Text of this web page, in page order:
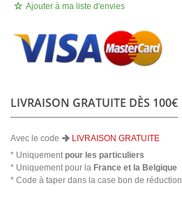
Ajouter à ma liste d'envies
LIVRAISON GRATUITE DÈS 100€
Avec le code
LIVRAISON GRATUITE
* Uniquementpour les particuliers
* Uniquement pour la France et la Belgique
* Code à taper dans la case bon de réduction